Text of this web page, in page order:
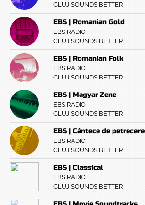
CLUJ SOUNDS BETTER
EBS | Romanian Gold
EBS RADIO
CLUJ SOUNDS BETTER
EBS | Romanian Folk
EBS RADIO
CLUJ SOUNDS BETTER
EBS | Magyar Zene
EBS RADIO
CLUJ SOUNDS BETTER
EBS | Cântece de petrecere
EBS RADIO
CLUJ SOUNDS BETTER
EBS | Classical
EBS RADIO
CLUJ SOUNDS BETTER